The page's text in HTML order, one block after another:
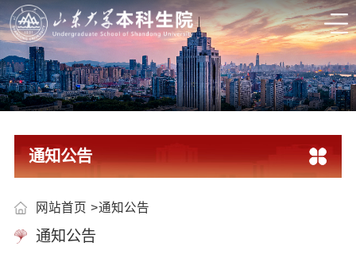
通知公告
网站首页 通知公告
通知公告